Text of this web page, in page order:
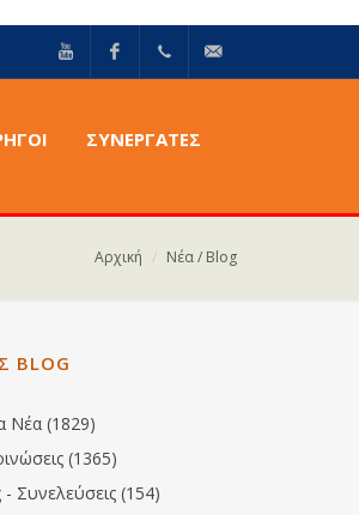
ΣΥΝΕΡΓΑΤΕΣ
Αρχική Νέα / Blog
BLOG
Νέα (1829)
(1365)
- Συνελεύσεις (154)